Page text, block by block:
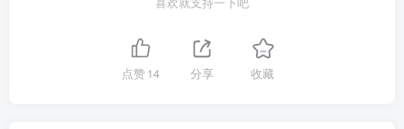
点赞14 分享 收藏